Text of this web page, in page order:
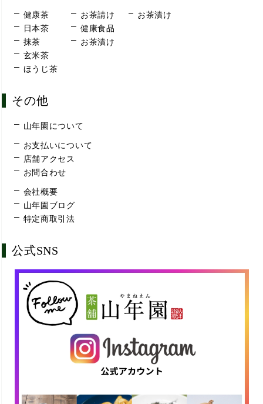
健康茶
日本茶
抹茶
玄米茶
ほうじ茶
お茶請け
健康食品
お茶漬け
お茶漬け
その他
山年園について
お支払いについて
店舗アクセス
お問合わせ
会社概要
山年園ブログ
特定商取引法
公式SNS